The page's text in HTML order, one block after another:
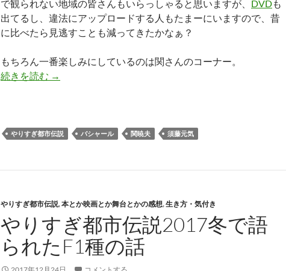
で観られない地域の皆さんもいらっしゃると思いますが、 DVDも
出てるし、違法にアップロードする人もたまーにいますので、昔
に比べたら見逃すことも減ってきたかなぁ？
もちろん一番楽しみにしているのは関さんのコーナー。
続きを読む Mr.都市伝説 関暁夫 × バシャール
→
やりすぎ都市伝説 バシャール 関暁夫 須藤元気
やりすぎ都市伝説,本とか映画とか舞台とかの感想,生き方・気付き
やりすぎ都市伝説2017冬で語
られたF1種の話